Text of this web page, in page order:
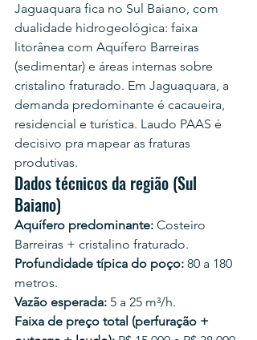
Jaguaquara fica no Sul Baiano, com
dualidade hidrogeológica: faixa
litorânea com Aquífero Barreiras
(sedimentar) e áreas internas sobre
cristalino fraturado. Em Jaguaquara, a
demanda predominante é cacaueira,
residencial e turística. Laudo PAAS é
decisivo pra mapear as fraturas
produtivas.
Dados técnicos da região (Sul
Baiano)
Aquífero predominante: Costeiro
Barreiras + cristalino fraturado.
Profundidade típica do poço: 80 a 180
metros.
Vazão esperada: 5 a 25 m³/h.
Faixa de preço total (perfuração +